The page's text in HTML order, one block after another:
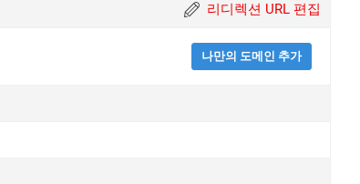
리디렉션 URL 편집
나만의 도메인 추가